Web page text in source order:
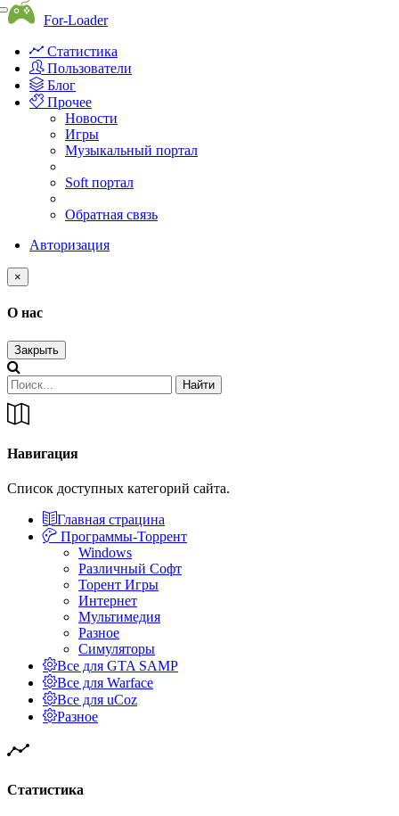
Toggle
navigation
For-Loader
Статистика
Пользователи
Блог
Прочее
Новости
Игры
Музыкальный портал
Soft портал
Обратная связь
Авторизация
×
О нас
Закрыть
Навигация
Список доступных категорий сайта.
Главная страцина
Программы-Торрент
Windows
Различный Софт
Торент Игры
Интернет
Мультимедия
Разное
Симуляторы
Все для GTA SAMP
Все для Warface
Все для uCoz
Разное
Статистика